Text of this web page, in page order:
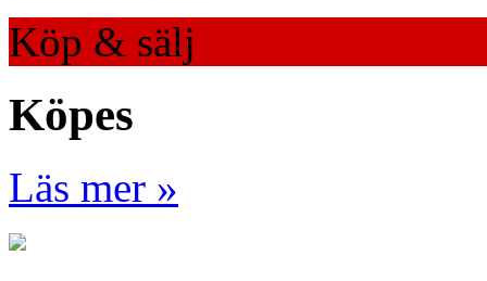
Köp & sälj
Köpes
Läs mer »